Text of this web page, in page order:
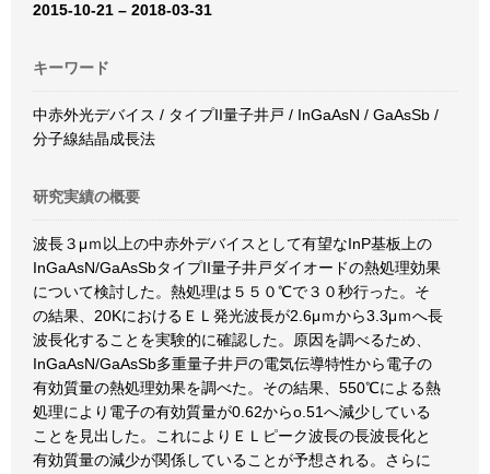
2015-10-21 – 2018-03-31
キーワード
中赤外光デバイス / タイプII量子井戸 / InGaAsN / GaAsSb /
分子線結晶成長法
研究実績の概要
波長３μｍ以上の中赤外デバイスとして有望なInP基板上の
InGaAsN/GaAsSbタイプII量子井戸ダイオードの熱処理効果
について検討した。熱処理は５５０℃で３０秒行った。そ
の結果、20KにおけるＥＬ発光波長が2.6μｍから3.3μｍへ長
波長化することを実験的に確認した。原因を調べるため、
InGaAsN/GaAsSb多重量子井戸の電気伝導特性から電子の
有効質量の熱処理効果を調べた。その結果、550℃による熱
処理により電子の有効質量が0.62からo.51へ減少している
ことを見出した。これによりＥＬピーク波長の長波長化と
有効質量の減少が関係していることが予想される。さらに